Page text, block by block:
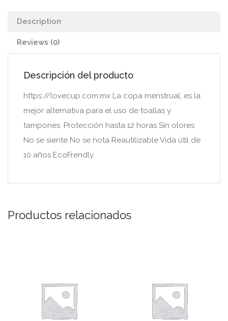
Description
Reviews (0)
Descripción del producto
https://lovecup.com.mx La copa menstrual, es la
mejor alternativa para el uso de toallas y
tampones. Protección hasta 12 horas Sin olores
No se siente No se nota Reautilizable Vida útil de
10 años EcoFrendly
Productos relacionados